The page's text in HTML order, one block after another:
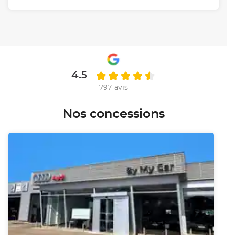
4.5
797 avis
Nos concessions